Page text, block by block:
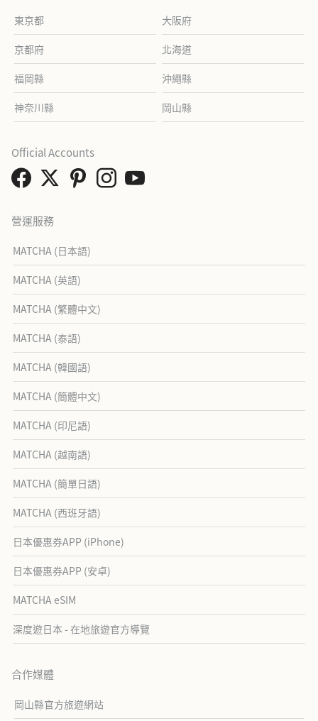
東京都 大阪府
京都府 北海道
福岡縣 沖繩縣
神奈川縣 岡山縣
營運服務
MATCHA (日本語)
MATCHA (英語)
MATCHA (繁體中文)
MATCHA (泰語)
MATCHA (韓國語)
MATCHA (簡體中文)
MATCHA (印尼語)
MATCHA (越南語)
MATCHA (簡單日語)
MATCHA (西班牙語)
日本優惠券APP (iPhone)
日本優惠券APP (安卓)
MATCHA eSIM
深度遊日本 - 在地旅遊官方導覽
合作媒體
岡山縣官方旅遊網站
Official Accounts